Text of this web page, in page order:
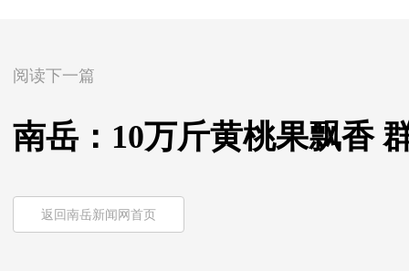
阅读下一篇
南岳：10万斤黄桃果飘香
返回南岳新闻网首页